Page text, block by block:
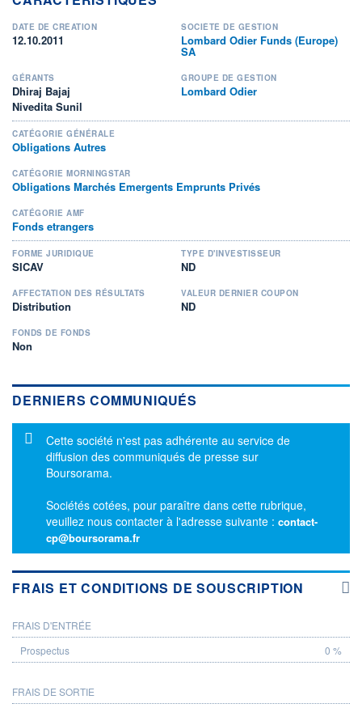
DATE DE CRÉATION
12.10.2011
SOCIÉTÉ DE GESTION
Lombard Odier Funds (Europe)
SA
GÉRANTS
Dhiraj Bajaj
Nivedita Sunil
GROUPE DE GESTION
Lombard Odier
CATÉGORIE GÉNÉRALE
Obligations Autres
CATÉGORIE MORNINGSTAR
Obligations Marchés Emergents Emprunts Privés
CATÉGORIE AMF
Fonds etrangers
FORME JURIDIQUE
SICAV
TYPE D'INVESTISSEUR
ND
AFFECTATION DES RÉSULTATS
Distribution
VALEUR DERNIER COUPON
ND
FONDS DE FONDS
Non
DERNIERS COMMUNIQUÉS
Message d'information
Cette société n'est pas adhérente au service de
diffusion des communiqués de presse sur
Boursorama.
Sociétés cotées, pour paraître dans cette rubrique,
veuillez nous contacter à l'adresse suivante : contact-
cp@boursorama.fr
FRAIS ET CONDITIONS DE SOUSCRIPTION
PROSPECTUS
FRAIS D'ENTRÉE
0 %
FRAIS DE SORTIE